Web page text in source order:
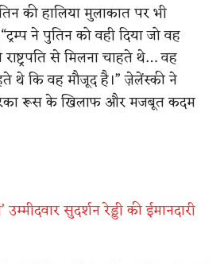
की हालिया मुलाकात पर भी
ने पुतिन को वही दिया जो वह
से मिलना चाहते थे… वह
थे कि वह मौजूद है।” ज़ेलेंस्की ने
रूस के खिलाफ और मजबूत कदम
सुदर्शन रेड्डी की ईमानदारी